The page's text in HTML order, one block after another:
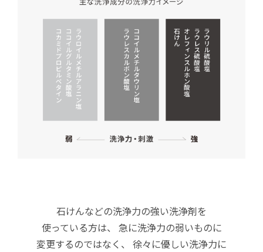
石けんなどの洗浄力の強い洗浄剤を
使っている方は、
急に洗浄力の弱いものに
変更するのではなく、
徐々に優しい洗浄力に